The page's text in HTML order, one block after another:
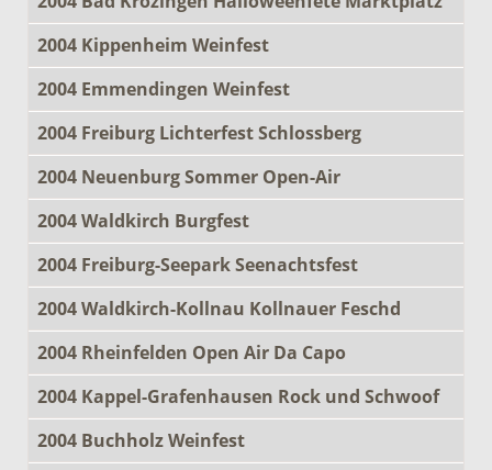
2004 Kippenheim Weinfest
2004 Emmendingen Weinfest
2004 Freiburg Lichterfest Schlossberg
2004 Neuenburg Sommer Open-Air
2004 Waldkirch Burgfest
2004 Freiburg-Seepark Seenachtsfest
2004 Waldkirch-Kollnau Kollnauer Feschd
2004 Rheinfelden Open Air Da Capo
2004 Kappel-Grafenhausen Rock und Schwoof
2004 Buchholz Weinfest